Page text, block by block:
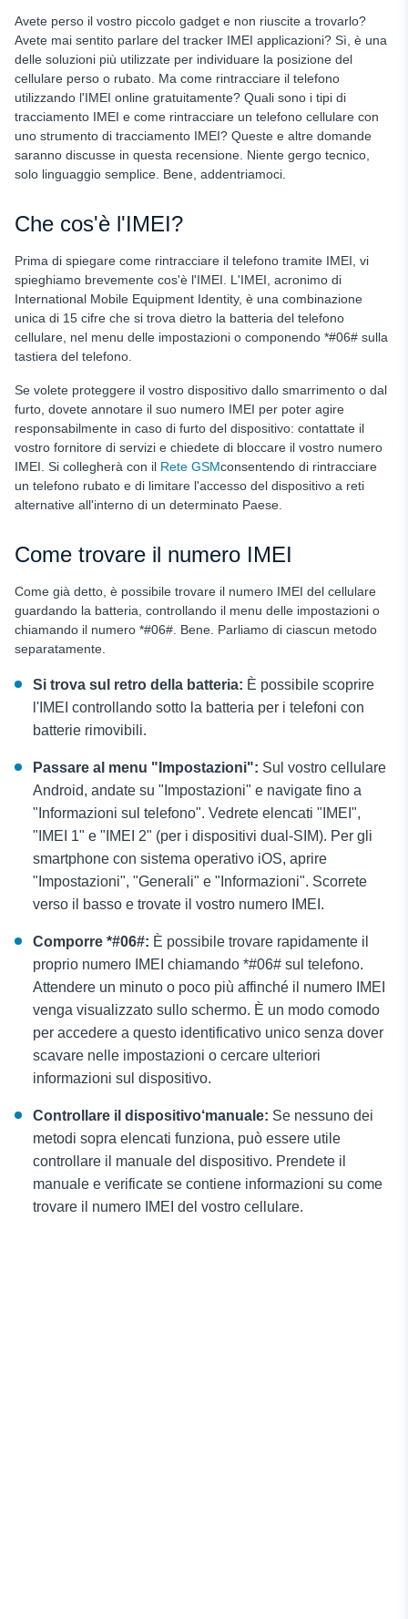
Avete perso il vostro piccolo gadget e non riuscite a trovarlo?
Avete mai sentito parlare del tracker IMEI applicazioni? Sì, è una
delle soluzioni più utilizzate per individuare la posizione del
cellulare perso o rubato. Ma come rintracciare il telefono
utilizzando l'IMEI online gratuitamente? Quali sono i tipi di
tracciamento IMEI e come rintracciare un telefono cellulare con
uno strumento di tracciamento IMEI? Queste e altre domande
saranno discusse in questa recensione. Niente gergo tecnico,
solo linguaggio semplice. Bene, addentriamoci.
Che cos'è l'IMEI?
Prima di spiegare come rintracciare il telefono tramite IMEI, vi
spieghiamo brevemente cos'è l'IMEI. L'IMEI, acronimo di
International Mobile Equipment Identity, è una combinazione
unica di 15 cifre che si trova dietro la batteria del telefono
cellulare, nel menu delle impostazioni o componendo *#06# sulla
tastiera del telefono.
Se volete proteggere il vostro dispositivo dallo smarrimento o dal
furto, dovete annotare il suo numero IMEI per poter agire
responsabilmente in caso di furto del dispositivo: contattate il
vostro fornitore di servizi e chiedete di bloccare il vostro numero
IMEI. Si collegherà con il Rete GSMconsentendo di rintracciare
un telefono rubato e di limitare l'accesso del dispositivo a reti
alternative all'interno di un determinato Paese.
Come trovare il numero IMEI
Come già detto, è possibile trovare il numero IMEI del cellulare
guardando la batteria, controllando il menu delle impostazioni o
chiamando il numero *#06#. Bene. Parliamo di ciascun metodo
separatamente.
Si trova sul retro della batteria: È possibile scoprire
l'IMEI controllando sotto la batteria per i telefoni con
batterie rimovibili.
Passare al menu "Impostazioni": Sul vostro cellulare
Android, andate su "Impostazioni" e navigate fino a
"Informazioni sul telefono". Vedrete elencati "IMEI",
"IMEI 1" e "IMEI 2" (per i dispositivi dual-SIM). Per gli
smartphone con sistema operativo iOS, aprire
"Impostazioni", "Generali" e "Informazioni". Scorrete
verso il basso e trovate il vostro numero IMEI.
Comporre *#06#: È possibile trovare rapidamente il
proprio numero IMEI chiamando *#06# sul telefono.
Attendere un minuto o poco più affinché il numero IMEI
venga visualizzato sullo schermo. È un modo comodo
per accedere a questo identificativo unico senza dover
scavare nelle impostazioni o cercare ulteriori
informazioni sul dispositivo.
Controllare il dispositivo‘manuale: Se nessuno dei
metodi sopra elencati funziona, può essere utile
controllare il manuale del dispositivo. Prendete il
manuale e verificate se contiene informazioni su come
trovare il numero IMEI del vostro cellulare.
la posizione del telefono
Google Trova il mio dispositivo - Una buona scelta per la
localizzazione dei telefoni cellulari Android
Contattare il proprio operatore wireless
Dropbox per proteggere i documenti e i file multimediali del
telefono cellulare
Bonus: rintracciare la posizione del telefono in tempo reale
FAQ